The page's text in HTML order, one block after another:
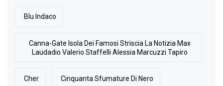
Blu Indaco
Canna-Gate Isola Dei Famosi Striscia La Notizia Max
Laudadio Valerio Staffelli Alessia Marcuzzi Tapiro
Cher Cinquanta Sfumature Di Nero